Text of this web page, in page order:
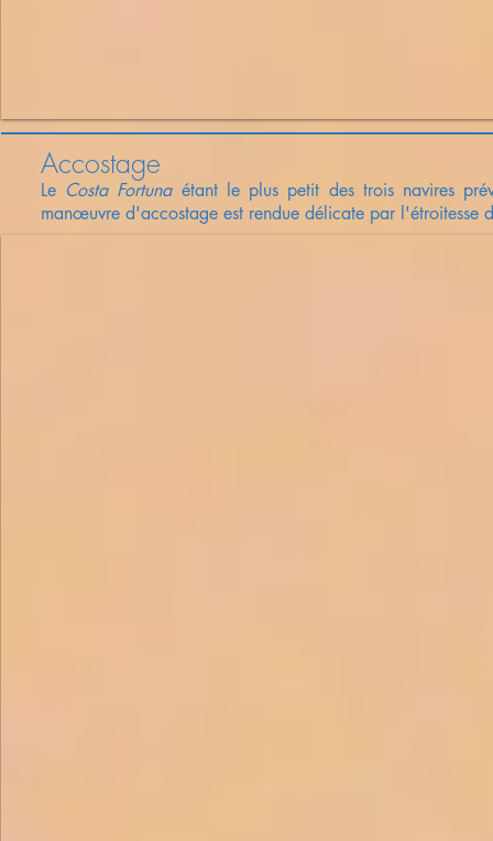
Accostage
Le Costa Fortunaétant le plus petit des trois navires
manœuvre d'accostage est rendue délicate par l'étroitesse